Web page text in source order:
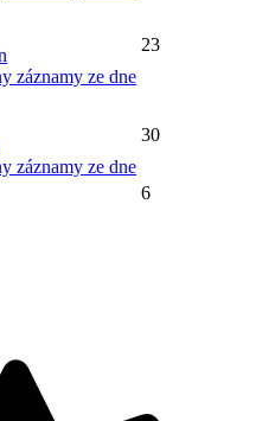
záznamy ze dne
23
záznamy ze dne
30
6